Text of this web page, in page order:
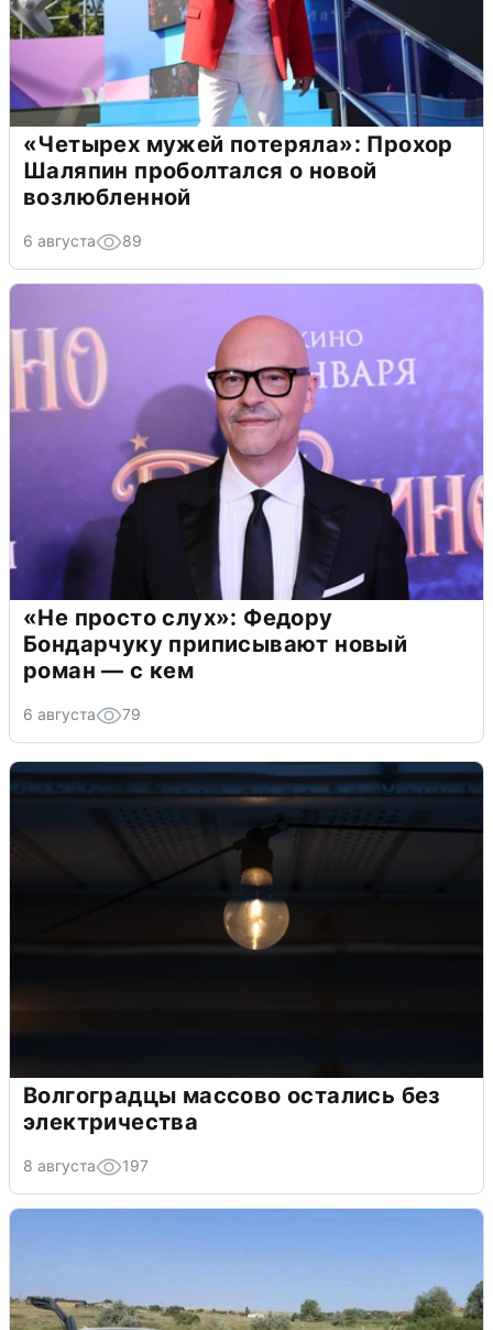
«Четырех мужей потеряла»: Прохор
Шаляпин проболтался о новой
возлюбленной
6 августа 89
«Не просто слух»: Федору
Бондарчуку приписывают новый
роман — с кем
6 августа 79
Волгоградцы массово остались без
электричества
8 августа 197